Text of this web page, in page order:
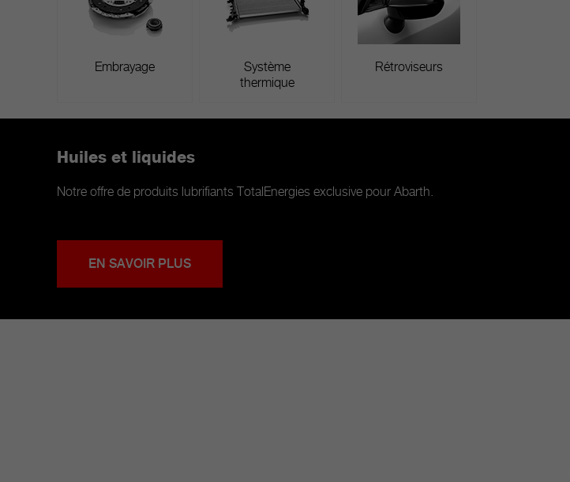
Embrayage
Système
thermique
Rétroviseurs
Huiles et liquides
Notre offre de produits lubrifiants TotalEnergies exclusive pour Abarth.
EN SAVOIR PLUS